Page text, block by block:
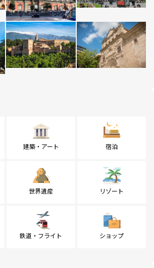
建築・アート 宿泊
世界遺産 リゾート
鉄道・フライト ショップ